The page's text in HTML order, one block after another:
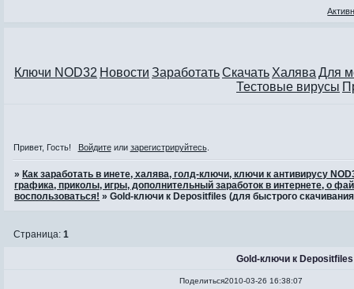
Ключи NOD32 Новости ЗаработатьСкачать Халява Для
Тестовые вирусы
Привет, Гость! Войдитеили зарегистрируйтесь.
» Как заработать в инете, халява, голд-ключи, ключи к антивирусу
графика, приколы, игры, дополнительный заработок в интернете, о
воспользоваться! »Gold-ключи к Depositfiles (для быстрого
Gold-ключи к
Страница:1
Поделиться2010-03-26 16:38:07